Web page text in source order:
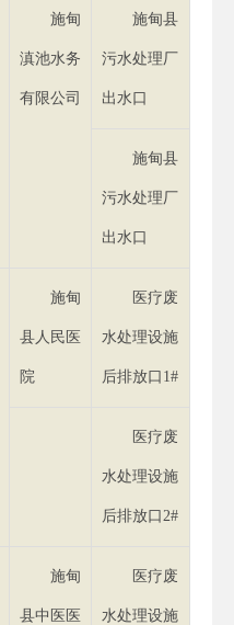
施甸
滇池水务
有限公司
施甸县
污水处理厂
出水口
施甸县
污水处理厂
出水口
施甸
县人民医
院
医疗废
水处理设施
后排放口1#
医疗废
水处理设施
后排放口2#
施甸
县中医医
医疗废
水处理设施